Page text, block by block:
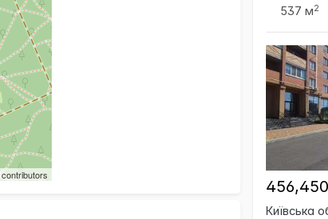
contributors
537 м2
Київська